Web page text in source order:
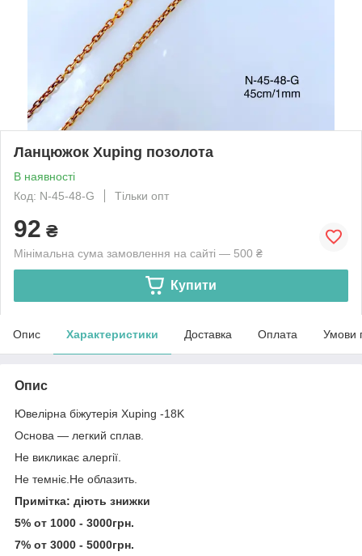
Ланцюжок Xuping позолота
В наявності
Код: N-45-48-G
Тільки опт
92 ₴
Мінімальна сума замовлення на сайті — 500 ₴
Купити
Опис Характеристики Доставка Оплата Умови
Опис
Ювелірна біжутерія Xuping -18K
Основа — легкий сплав.
Не викликає алергії.
Не темніє.Не облазить.
Примітка: діють знижки
5% от 1000 - 3000грн.
7% от 3000 - 5000грн.